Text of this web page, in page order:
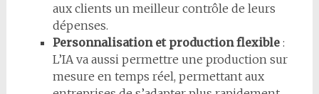
aux clients un meilleur contrôle de leurs
dépenses.
Personnalisation et production flexible:
L’IA va aussi permettre une production sur
mesure en temps réel, permettant aux